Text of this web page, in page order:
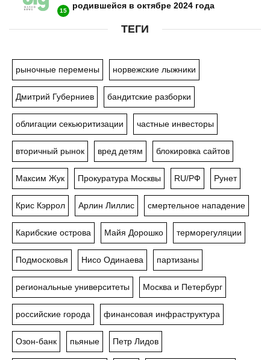
15
родившейся в октябре 2024 года
ТЕГИ
рыночные перемены норвежские лыжники
Дмитрий Губерниев бандитские разборки
облигации секьюритизации частные инвесторы
вторичный рынок вред детям блокировка сайтов
Максим Жук Прокуратура Москвы RU/РФ Рунет
Крис Кэррол Арлин Лиллис смертельное нападение
Карибские острова Майя Дорошко терморегуляции
Подмосковья Нисо Одинаева партизаны
региональные университеты Москва и Петербург
российские города финансовая инфраструктура
Озон-банк пьяные Петр Лидов